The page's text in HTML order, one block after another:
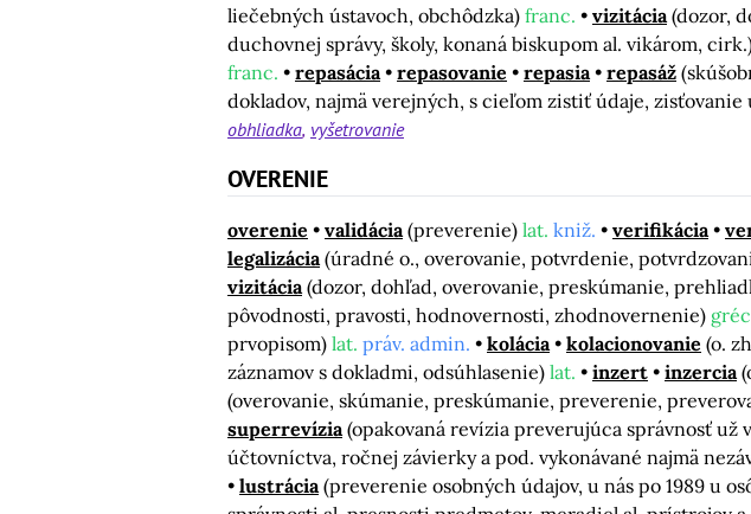
liečebných ústavoch, obchôdzka) franc. vizitácia (dozor,
duchovnej správy, školy, konaná biskupom al. vikárom,
franc.
repasácia repasovanie repasia repasáž
dokladov, najmä verejných, s cieľom zistiť údaje, zisťovanie
obhliadka vyšetrovanie
OVERENIE
overenie validácia (preverenie) lat. kniž. verifikácia
legalizácia (úradné o., overovanie, potvrdenie,
vizitácia (dozor, dohľad, overovanie, preskúmanie,
pôvodnosti, pravosti, hodnovernosti, zhodnovernenie)
prvopisom) lat. práv. admin. kolácia kolacionovanie (o.
záznamov s dokladmi, odsúhlasenie) lat. inzert inzercia
(overovanie, skúmanie, preskúmanie, preverenie,
superrevízia (opakovaná revízia preverujúca správnosť už
účtovníctva, ročnej závierky a pod. vykonávané najmä
lustrácia (preverenie osobných údajov, u nás po 1989 u